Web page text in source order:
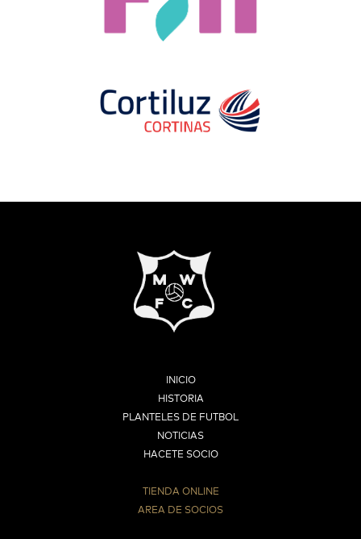
INICIO
HISTORIA
PLANTELES DE FUTBOL
NOTICIAS
HACETE SOCIO
TIENDA ONLINE
AREA DE SOCIOS